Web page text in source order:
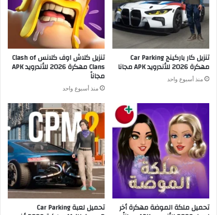
تنزيل كار باركينج Car Parking
مهكرة 2026 للأندرويد APK مجانا
منذ أسبوع واحد
تنزيل كلاش اوف كلانس Clash of
Clans مهكرة 2026 للأندرويد APK
مجاناً
منذ أسبوع واحد
تحميل ملكة الموضة مهكرة أخر تحميل لعبة Car Parking